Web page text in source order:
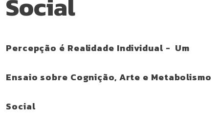
Percepção é Realidade Individual - Um
Ensaio sobre Cognição, Arte e Metabolismo
Social